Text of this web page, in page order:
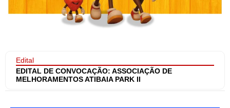
Edital
EDITAL DE CONVOCAÇÃO: ASSOCIAÇÃO DE
MELHORAMENTOS ATIBAIA PARK II